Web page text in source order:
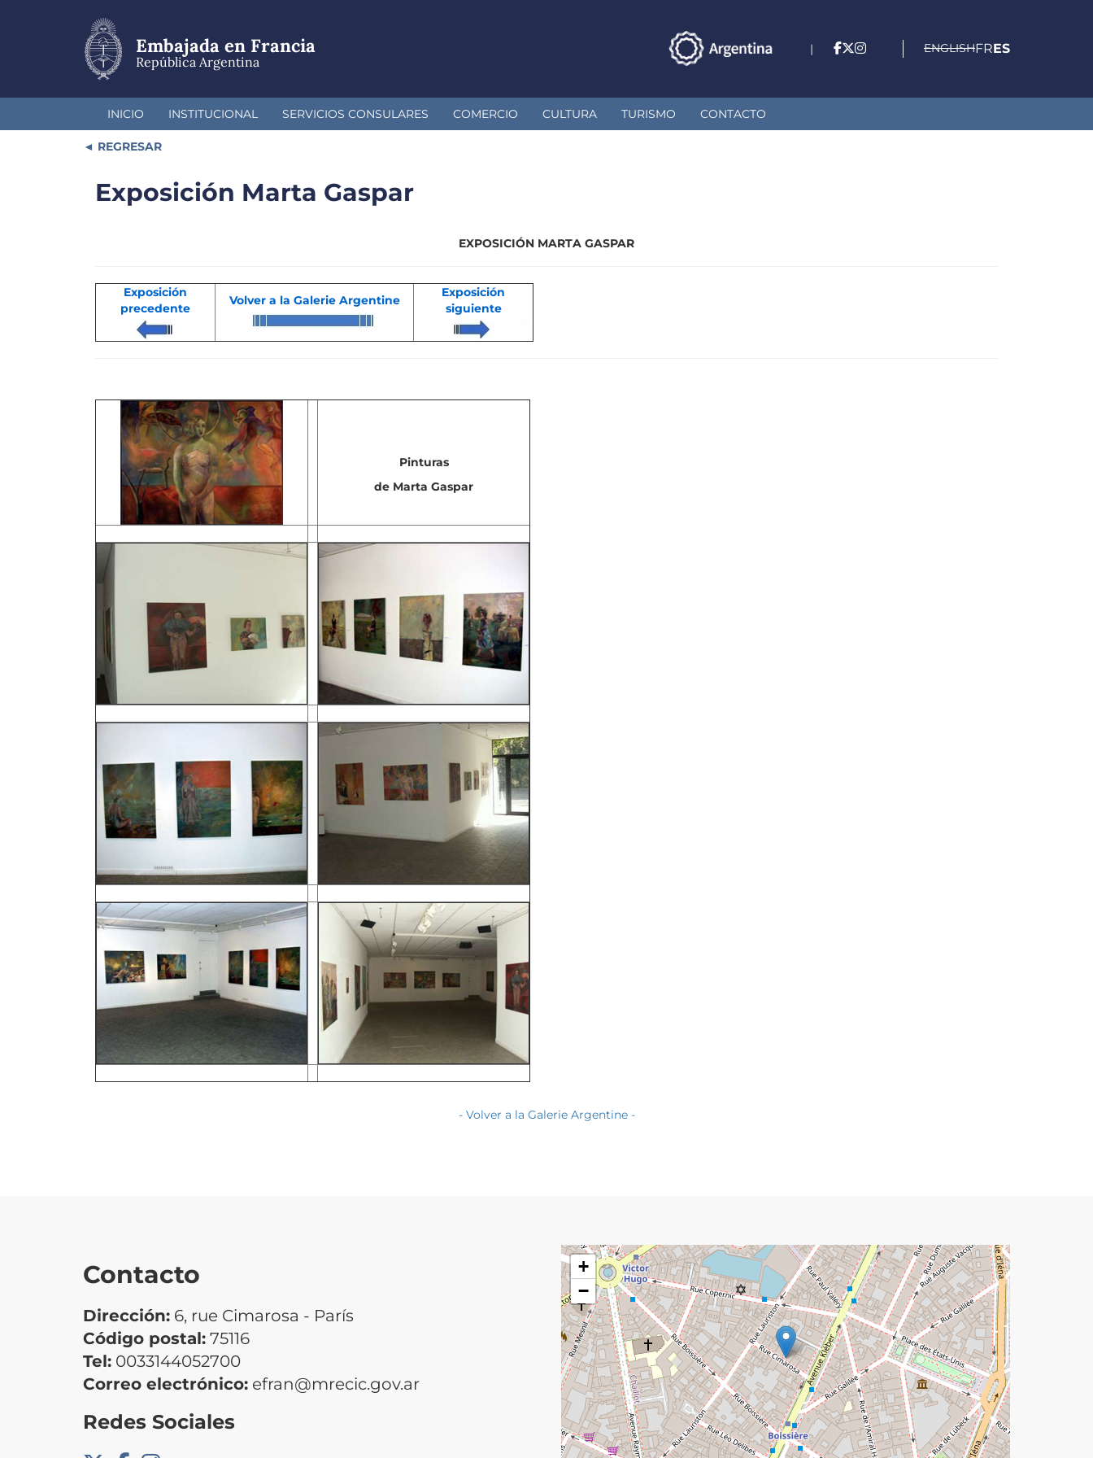
Embajada en Francia
República Argentina
| ENGLISHFRES
INICIO INSTITUCIONAL SERVICIOS CONSULARES COMERCIO CULTURA TURISMO CONTACTO
REGRESAR
Exposición Marta Gaspar
EXPOSICIÓN MARTA GASPAR
Exposición
precedente
Volver a la Galerie Argentine
Exposición
siguiente
Pinturas
de Marta Gaspar
- Volver a la Galerie Argentine -
Contacto
Dirección: 6, rue Cimarosa - París
Código postal: 75116
Tel: 0033144052700
Correo electrónico: efran@mrecic.gov.ar
Redes Sociales
+
−